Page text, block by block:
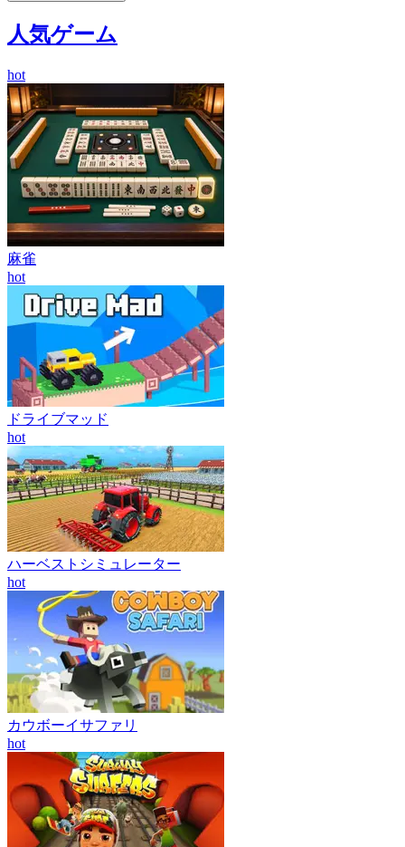
人気ゲーム
hot
麻雀
hot
ドライブマッド
hot
ハーベストシミュレーター
hot
カウボーイサファリ
hot